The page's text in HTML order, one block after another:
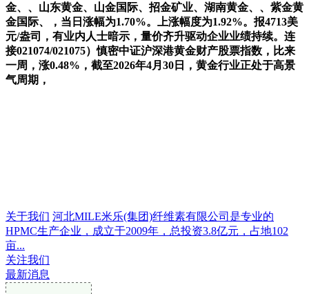
金、、山东黄金、山金国际、招金矿业、湖南黄金、、紫金黄
金国际、，当日涨幅为1.70%。上涨幅度为1.92%。报4713美
元/盎司，有业内人士暗示，量价齐升驱动企业业绩持续。连
接021074/021075）慎密中证沪深港黄金财产股票指数，比来
一周，涨0.48%，截至2026年4月30日，黄金行业正处于高景
气周期，
关于我们 河北MILE米乐(集团)纤维素有限公司是专业的
HPMC生产企业，成立于2009年，总投资3.8亿元，占地102
亩...
关注我们
最新消息